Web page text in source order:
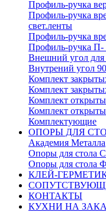
Профиль-ручка
Профиль-ручка
свет.ленты
Профиль-ручка
Профиль-ручка П-
Внешний угол для
Внутрений угол
Комплект
Комплект
Комплект
Комплект
Комплектующие
ОПОРЫ ДЛЯ
Академия Металла
Опоры для стола
Опоры для стола
КЛЕЙ-
КОНТАКТЫ
КУХНИ НА